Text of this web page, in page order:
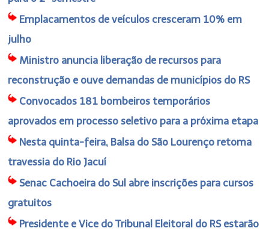
Emplacamentos de veículos cresceram 10% em
julho
Ministro anuncia liberação de recursos para
reconstrução e ouve demandas de municípios do RS
Convocados 181 bombeiros temporários
aprovados em processo seletivo para a próxima etapa
Nesta quinta-feira, Balsa do São Lourenço retoma
travessia do Rio Jacuí
Senac Cachoeira do Sul abre inscrições para cursos
gratuitos
Presidente e Vice do Tribunal Eleitoral do RS estarão